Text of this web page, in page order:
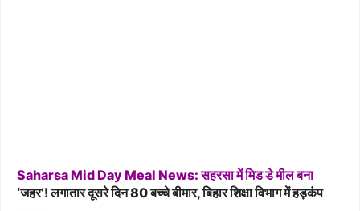
SaharsaMidDayMeal News: सहरसामेंमिडडेमीलबना
‘जहर’! लगातार दूसरे दिन 80 बच्चे बीमार, बिहार शिक्षा विभाग में हड़कंप